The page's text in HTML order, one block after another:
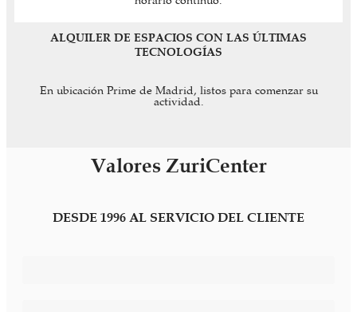
ALQUILER DE ESPACIOS CON LAS ÚLTIMAS
TECNOLOGÍAS
En ubicación Prime de Madrid, listos para comenzar su
actividad.
Valores ZuriCenter
DESDE 1996 AL SERVICIO DEL CLIENTE